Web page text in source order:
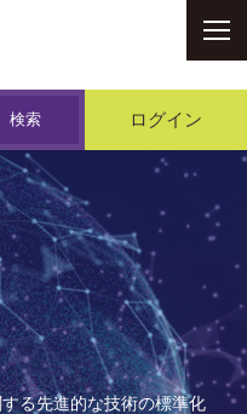
検索 ログイン
る先進的な技術の標準化